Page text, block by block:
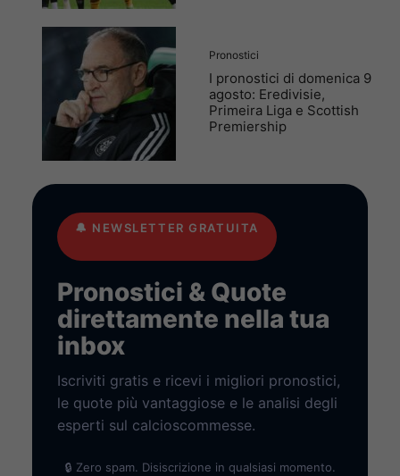
Pronostici
I pronostici di domenica 9
agosto: Eredivisie,
Primeira Liga e Scottish
Premiership
🔔 NEWSLETTER GRATUITA
Pronostici & Quote
direttamente nella tua
inbox
Iscriviti gratis e ricevi i migliori pronostici,
le quote più vantaggiose e le analisi degli
esperti sul calcioscommesse.
🔒 Zero spam. Disiscrizione in qualsiasi momento.